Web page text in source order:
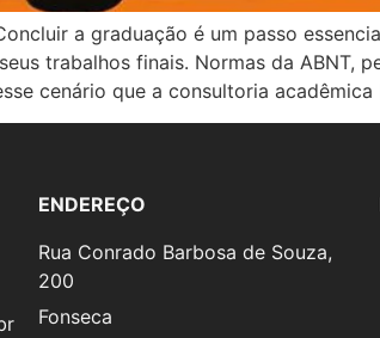
a graduação é um passo
trabalhos finais. Normas da ABNT,
cenário que a consultoria
ENDEREÇO
Rua Conrado Barbosa de Souza,
200
Fonseca